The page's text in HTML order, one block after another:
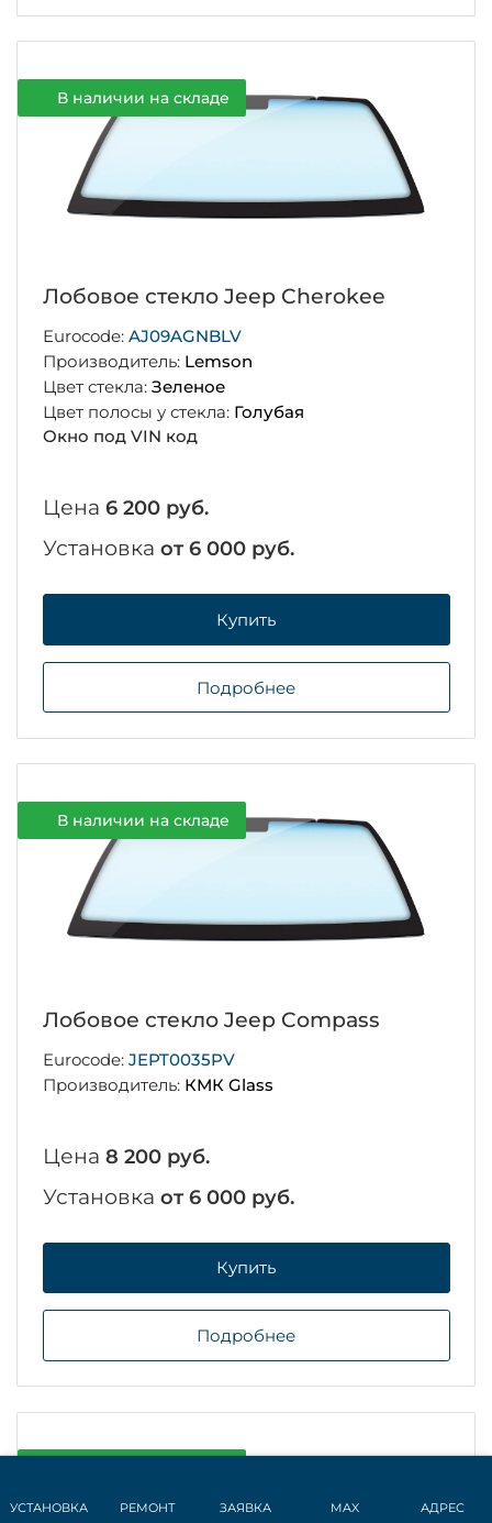
В наличии на складе
Лобовое стекло Jeep Cherokee
Eurocode: AJ09AGNBLV
Производитель: Lemson
Цвет стекла: Зеленое
Цвет полосы у стекла: Голубая
Окно под VIN код
Цена 6 200 руб.
Установка от 6 000 руб.
Купить
Подробнее
В наличии на складе
Лобовое стекло Jeep Compass
Eurocode: JEPT0035PV
Производитель: КМК Glass
Цена 8 200 руб.
Установка от 6 000 руб.
Купить
Подробнее
УСТАНОВКА РЕМОНТ ЗАЯВКА MAX АДРЕС